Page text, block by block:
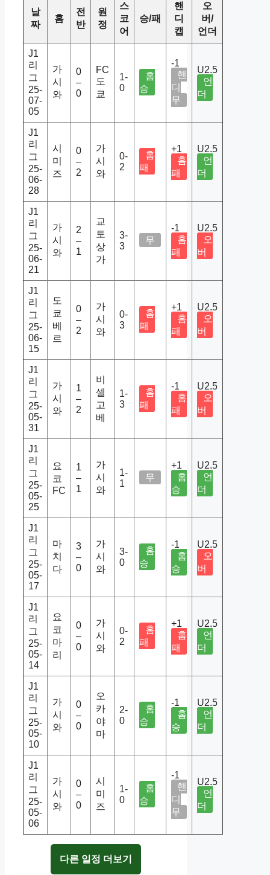
날
짜
홈
전
반
원
정
스
코
어
승/패
핸
디
캡
오
버/
언더
J1
리
그
25-
07-
05
가
시
와
0
–
0
FC
도
쿄
1-
0
홈
승
-1
핸
디
무
U2.5
언
더
J1
리
그
25-
06-
28
시
미
즈
0
–
2
가
시
와
0-
2
홈
패
+1
홈
패
U2.5
언
더
J1
리
그
25-
06-
21
가
시
와
2
–
1
교
토
상
가
3-
3
무
-1
홈
패
U2.5
오
버
J1
리
그
25-
06-
15
도
쿄
베
르
0
–
2
가
시
와
0-
3
홈
패
+1
홈
패
U2.5
오
버
J1
리
그
25-
05-
31
가
시
와
1
–
2
비
셀
고
베
1-
3
홈
패
-1
홈
패
U2.5
오
버
J1
리
그
25-
05-
25
요
코
FC
1
–
1
가
시
와
1-
1
무
+1
홈
승
U2.5
언
더
J1
리
그
25-
05-
17
마
치
다
3
–
0
가
시
와
3-
0
홈
승
-1
홈
승
U2.5
오
버
J1
리
그
25-
05-
14
요
코
마
리
0
–
0
가
시
와
0-
2
홈
패
+1
홈
패
U2.5
언
더
J1
리
그
25-
05-
10
가
시
와
0
–
0
오
카
야
마
2-
0
홈
승
-1
홈
승
U2.5
언
더
J1
리
그
25-
05-
06
가
시
와
0
–
0
시
미
즈
1-
0
홈
승
-1
핸
디
무
U2.5
언
더
다른 일정 더보기